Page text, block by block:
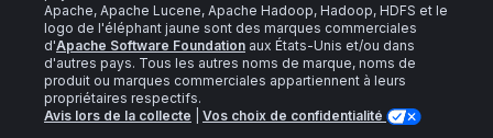
Apache, Apache Lucene, Apache Hadoop, Hadoop, HDFS et le
logo de l'éléphant jaune sont des marques commerciales
d'Apache Software Foundation aux États-Unis et/ou dans
d'autres pays. Tous les autres noms de marque, noms de
produit ou marques commerciales appartiennent à leurs
propriétaires respectifs.
Avis lors de la collecte
Vos choix de confidentialité